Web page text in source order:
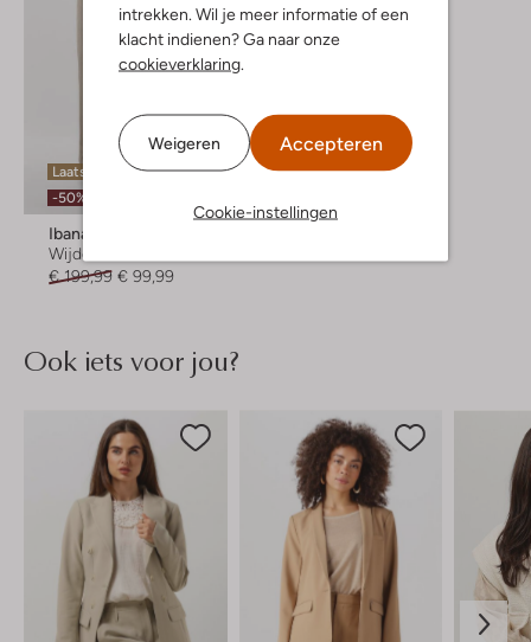
intrekken. Wil je meer informatie of een
klacht indienen? Ga naar onze
cookieverklaring.
Weigeren Accepteren
Cookie-instellingen
Laatste item
-50%
Ibana
Wijde broek
€ 199,99 € 99,99
Ook iets voor jou?